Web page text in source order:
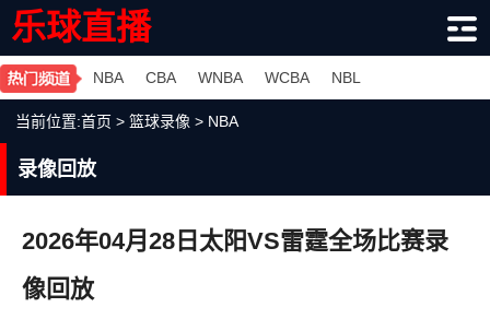
乐球直播
NBA CBA WNBA WCBA NBL
当前位置:首页 > 篮球录像 > NBA
录像回放
2026年04月28日太阳VS雷霆全场比赛录
像回放